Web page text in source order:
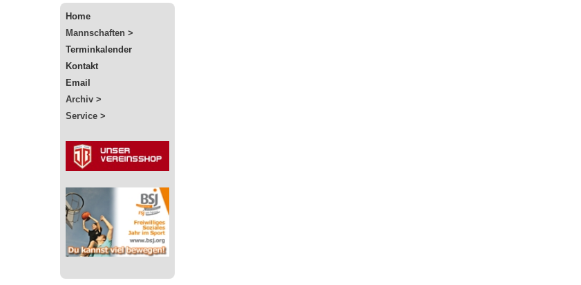
Home
Mannschaften >
Terminkalender
Kontakt
Email
Archiv >
Service >